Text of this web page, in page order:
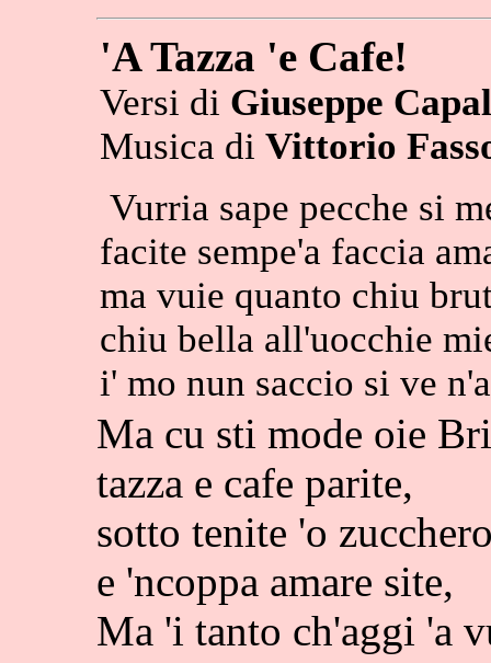
'A Tazza 'e Cafe!
Versi di Giuseppe
Musica di Vittorio
Vurria sape pecche si
facite sempe'a faccia
ma vuie quanto chiu
chiu bella all'uocchie
i' mo nun saccio si ve
Ma cu sti mode oie
tazza e cafe parite,
sotto tenite 'o
e 'ncoppa amare site,
Ma 'i tanto ch'aggi 'a